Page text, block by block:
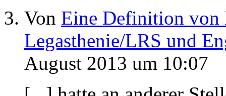
Von Eine Definition von
Legasthenie/LRS und
August 2013 um 10:07